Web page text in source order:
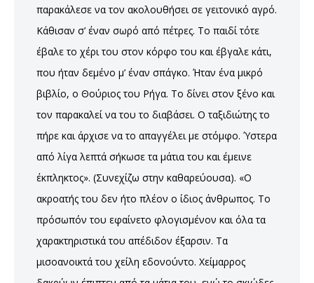
παρακάλεσε να τον ακολουθήσει σε γειτονικό αγρό.
Κάθισαν σ’ έναν σωρό από πέτρες. Το παιδί τότε
έβαλε το χέρι του στον κόρφο του και έβγαλε κάτι,
που ήταν δεμένο μ’ έναν σπάγκο. Ήταν ένα μικρό
βιβλίο, ο Θούριος του Ρήγα. Το δίνει στον ξένο και
τον παρακαλεί να του το διαβάσει. Ο ταξιδιώτης το
πήρε και άρχισε να το απαγγέλει με στόμφο. Ύστερα
από λίγα λεπτά σήκωσε τα μάτια του και έμεινε
έκπληκτος». (Συνεχίζω στην καθαρεύουσα). «Ο
ακροατής του δεν ήτο πλέον ο ίδιος άνθρωπος. Το
πρόσωπόν του εφαίνετο φλογισμένον και όλα τα
χαρακτηριστικά του απέδιδον έξαρσιν. Τα
μισοανοικτά του χείλη εδονούντο. Χείμαρρος